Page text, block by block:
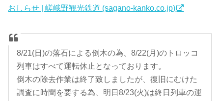
おしらせ | 嵯峨野観光鉄道 (sagano-kanko.co.jp)
8/21(日)の落石による倒木の為、8/22(月)のトロッコ
列車はすべて運転休止となっております。
倒木の除去作業は終了致しましたが、復旧にむけた
調査に時間を要する為、明日8/23(火)は終日列車の運